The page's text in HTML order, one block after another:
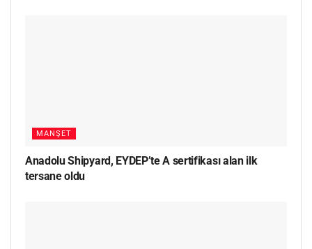
MANŞET
Anadolu Shipyard, EYDEP’te A sertifikası alan ilk
tersane oldu